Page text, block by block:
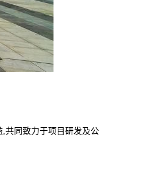
共同致力于项目研发及公